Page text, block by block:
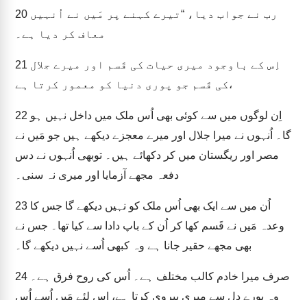
20
معاف کر دیا ہے۔
21
کی قَسم جو پوری دنیا کو معمور کرتا ہے،
22
گا۔ اُنہوں نے میرا جلال اور میرے معجزے دیکھے ہیں جو مَیں نے
مصر اور ریگستان میں کر دکھائے ہیں۔ توبھی اُنہوں نے دس
دفعہ مجھے آزمایا اور میری نہ سنی۔
23
وعدہ مَیں نے قَسم کھا کر اُن کے باپ دادا سے کیا تھا۔ جس نے
بھی مجھے حقیر جانا ہے وہ کبھی اُسے نہیں دیکھے گا۔
24
وہ پورے دل سے میری پیروی کرتا ہے، اِس لئے مَیں اُسے اُس